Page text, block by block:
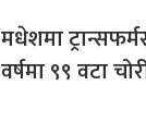
मधेशमा
वर्षमा ९९ वटा